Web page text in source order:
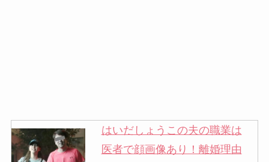
はいだしょうこの夫の職業は
医者で顔画像あり！離婚理由